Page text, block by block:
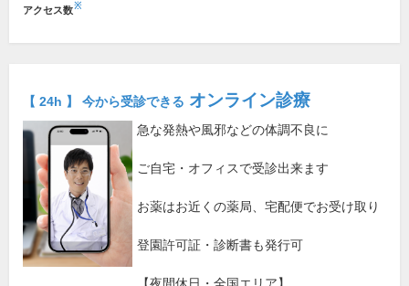
アクセス数※
【 24h 】 今から受診できる オンライン診療
急な発熱や風邪などの体調不良に
ご自宅・オフィスで受診出来ます
お薬はお近くの薬局、宅配便でお受け取り
登園許可証・診断書も発行可